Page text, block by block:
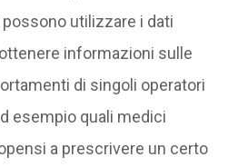
utilizzare i dati
informazioni sulle
di singoli operatori
esempio quali medici
a prescrivere un certo